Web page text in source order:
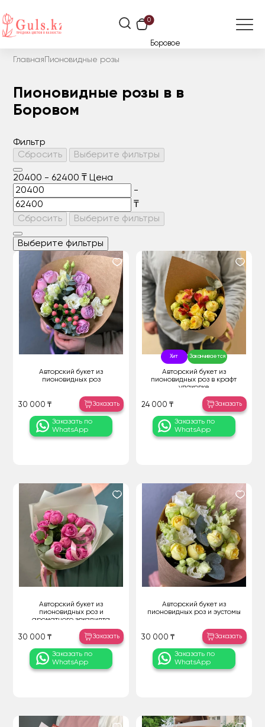
0
Боровое
Главная Пионовидные розы
Пионовидные розы в в
Боровом
Фильтр
Сбросить
Выберите фильтры
20400 - 62400 ₸ Цена
-
₸
Сбросить
Выберите фильтры
Выберите фильтры
Авторский букет из
пионовидных роз
30 000 ₸ Заказать
Заказать по
WhatsApp
Хит Заканчивается
Авторский букет из
пионовидных роз в крафт
упаковке
24 000 ₸ Заказать
Заказать по
WhatsApp
Авторский букет из
пионовидных роз и
ароматного эвкалипта
30 000 ₸ Заказать
Заказать по
WhatsApp
Авторский букет из
пионовидных роз и эустомы
30 000 ₸ Заказать
Заказать по
WhatsApp